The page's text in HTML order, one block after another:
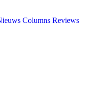
Columns Reviews